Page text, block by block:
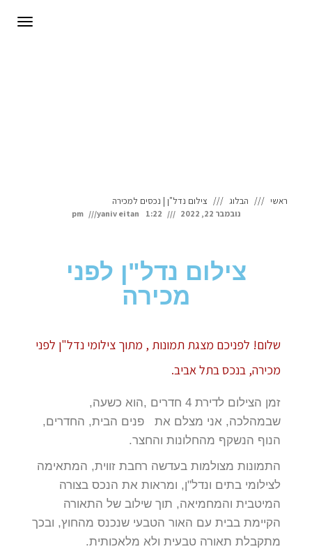
ראשי הבלוג צילום נדל"ן | נכסים למכירה
נובמבר 22, 2022 1:22 pm
yaniv eitan
צילום נדל"ן לפני
מכירה
שלום! לפניכם מצגת תמונות , מתוך צילומי נדל"ן לפני
מכירה, בנכס בתל אביב.
זמן הצילום לדירת 4 חדרים ,הוא כשעה,
שבמהלכה, אני מצלם את פנים הבית, החדרים,
הנוף הנשקף מהחלונות והחצר.
התמונות מצולמות בעדשה רחבת זווית, המתאימה
לצילומי בתים ונדל"ן, ומראות את הנכס בצורה
המיטבית והמחמיאה, תוך שילוב של התאורה
הקיימת בבית עם האור הטבעי שנכנס מהחוץ, ובכך
מתקבלת תאורה טבעית ולא מלאכותית.